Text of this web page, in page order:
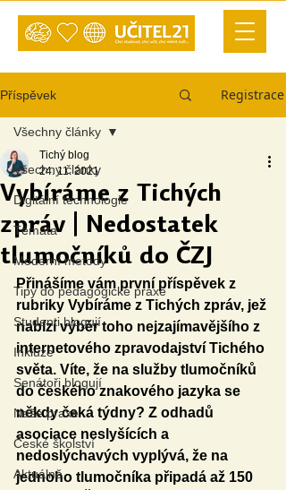
Příspěvek Registrace
Všechny články
Digitální technologie
Témata
Moderní metody
Tipy do pedagogické praxe
Studenti blogují
Inkluze
Senátoři blogují
Naše praxe
České školství
Aktuálně
Všechny články
Vybíráme z Tichých
zpráv | Nedostatek
tlumočníků do ČZJ
Tichý blog
24. 11. 2021
Přinášíme vám první příspěvek z
rubriky Vybíráme z Tichých zpráv, jež
nabízí výběr toho nejzajímavějšího z
internetového zpravodajství Tichého
světa. Víte, že na služby tlumočníků
do českého znakového jazyka se
někdy čeká týdny? Z odhadů
asociace neslyšících a
nedoslýchavých vyplývá, že na
jednoho tlumočníka připadá až 150